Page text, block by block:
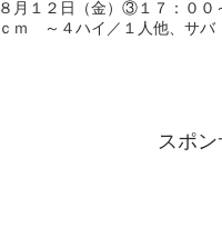
８月１２日（金）③１７：０
ｃｍ ～４ハイ／１人他、サバ
スポン